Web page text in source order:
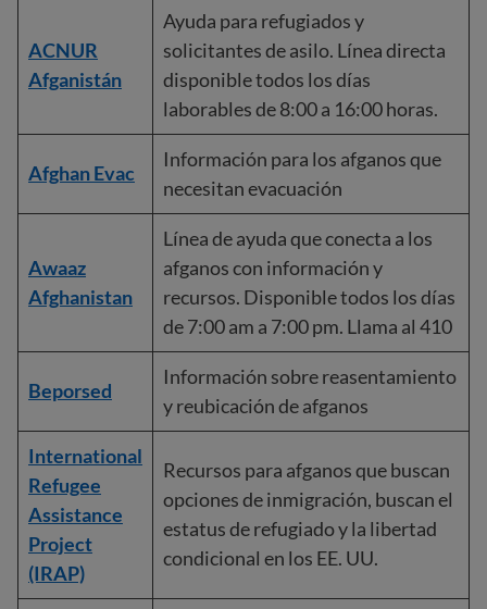
ACNUR
Afganistán
Ayuda para refugiados y
solicitantes de asilo. Línea directa
disponible todos los días
laborables de 8:00 a 16:00 horas.
Afghan Evac
Información para los afganos que
necesitan evacuación
Awaaz
Afghanistan
Línea de ayuda que conecta a los
afganos con información y
recursos. Disponible todos los días
de 7:00 am a 7:00 pm. Llama al 410
Beporsed
Información sobre reasentamiento
y reubicación de afganos
International
Refugee
Assistance
Project
(IRAP)
Recursos para afganos que buscan
opciones de inmigración, buscan el
estatus de refugiado y la libertad
condicional en los EE. UU.